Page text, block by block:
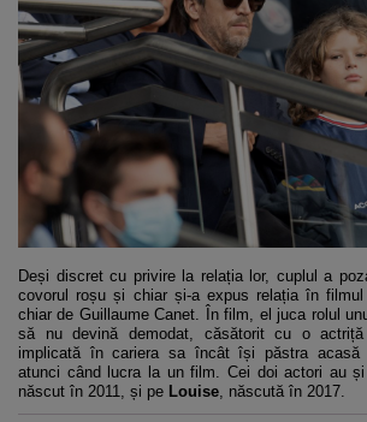
Deși discret cu privire la relația lor, cuplul a
covorul roșu și chiar și-a expus relația în filmul
chiar de Guillaume Canet. În film, el juca rolul
să nu devină demodat, căsătorit cu o
implicată în cariera sa încât își păstra acasă
atunci când lucra la un film. Cei doi actori au
născut în 2011, și pe Louise , născută în 2017.